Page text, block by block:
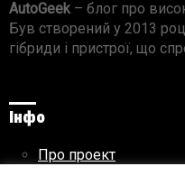
AutoGeek– блог про
Був створений у 2013
гібриди і пристрої, що
Інфо
Про проект